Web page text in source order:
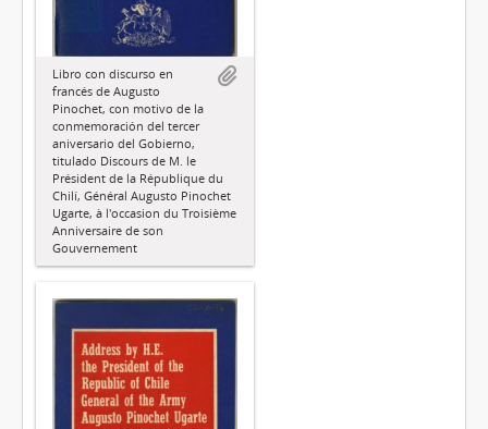
Libro con discurso en
francés de Augusto
Pinochet, con motivo de la
conmemoración del tercer
aniversario del Gobierno,
titulado Discours de M. le
Président de la République du
Chilí, Général Augusto Pinochet
Ugarte, à l'occasion du Troisième
Anniversaire de son
Gouvernement